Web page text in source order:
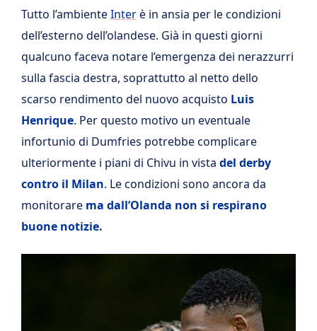
Tutto l’ambienteInterè in ansia per le condizioni
dell’esterno dell’olandese. Già in questi giorni
qualcuno faceva notare l’emergenza dei nerazzurri
sulla fascia destra, soprattutto al netto dello
scarso rendimento del nuovo acquisto Luis
Henrique. Per questo motivo un eventuale
infortunio di Dumfries potrebbe complicare
ulteriormente i piani di Chivu in vista del derby
contro il Milan. Le condizioni sono ancora da
monitorare ma dall’Olanda non si respirano
buone notizie.